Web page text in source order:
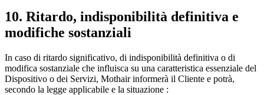
10. Ritardo, indisponibilità definitiva e
modifiche sostanziali
In caso di ritardo significativo, di indisponibilità definitiva o di
modifica sostanziale che influisca su una caratteristica essenziale del
Dispositivo o dei Servizi, Mothair informerà il Cliente e potrà,
secondo la legge applicabile e la situazione :